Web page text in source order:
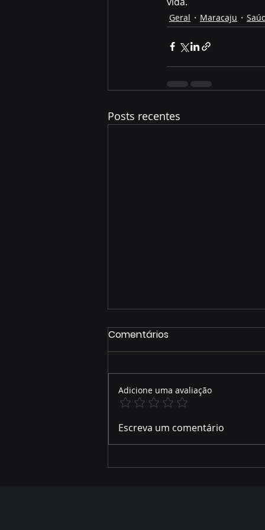
Geral Maracaju
Posts recentes
José Alfredo relembra
parte de sua trajetória de
Comentários
Adicione uma avaliação
Escreva um comentário